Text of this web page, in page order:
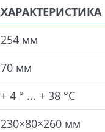
ХАРАКТЕРИСТИКА
254 мм
70 мм
+ 4 ° ... + 38 °С
230×80×260 мм